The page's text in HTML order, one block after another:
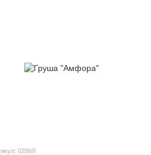
02869